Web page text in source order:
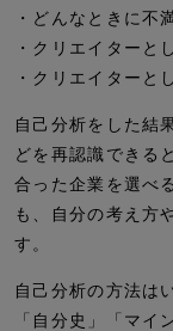
・どんなときに不
・クリエイターと
・クリエイター
自己分析をした結
どを再認識できる
合った企業を選べ
も、自分の考え方
す。
自己分析の方法は
「自分史」「マイ